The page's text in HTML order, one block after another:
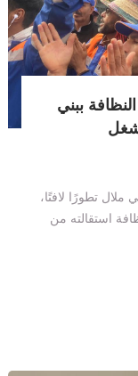
ببني
ملال تطورًا لافتًا،
استقالته من